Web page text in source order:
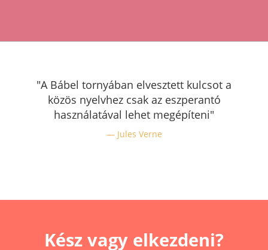
"A Bábel tornyában elvesztett kulcsot a
közös nyelvhez csak az eszperantó
használatával lehet megépíteni"
Jules Verne
Kész vagy elkezdeni?